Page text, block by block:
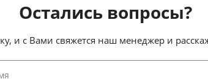
Остались вопросы?
и с Вами свяжется наш менеджер и